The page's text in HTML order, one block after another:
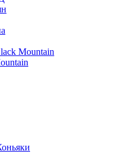
Mountain